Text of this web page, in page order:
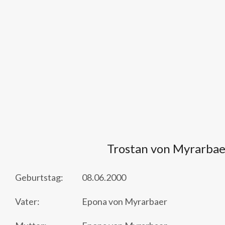
Trostan von
Geburtstag:
Vater:
08.06.2000
Epona von Myrarbaer